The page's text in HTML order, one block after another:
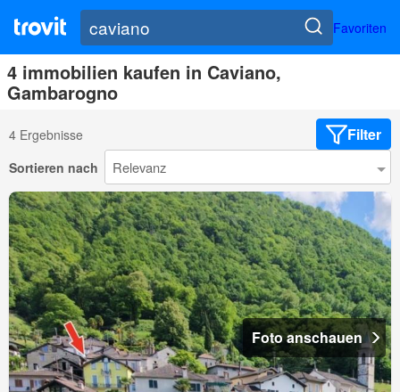
Favoriten
4 immobilien kaufen in Caviano,
Gambarogno
4 Ergebnisse Filter
Sortieren nach
Foto anschauen